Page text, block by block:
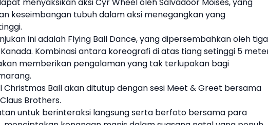
keseimbangan tubuh dalam aksi menegangkan yang
ini adalah Flying Ball Dance, yang dipersembahkan oleh tiga
Kombinasi antara koreografi di atas tiang setinggi 5
memberikan pengalaman yang tak terlupakan bagi
Christmas Ball akan ditutup dengan sesi Meet & Greet bersama
Brothers.
untuk berinteraksi langsung serta berfoto bersama para